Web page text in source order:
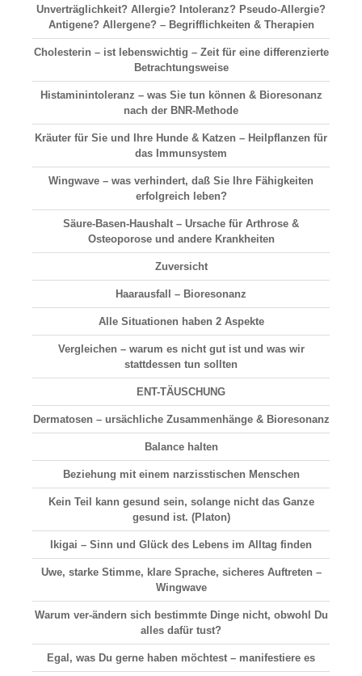
Unverträglichkeit? Allergie? Intoleranz? Pseudo-Allergie?
Antigene? Allergene? – Begrifflichkeiten & Therapien
Cholesterin – ist lebenswichtig – Zeit für eine differenzierte
Betrachtungsweise
Histaminintoleranz – was Sie tun können & Bioresonanz
nach der BNR-Methode
Kräuter für Sie und Ihre Hunde & Katzen – Heilpflanzen für
das Immunsystem
Wingwave – was verhindert, daß Sie Ihre Fähigkeiten
erfolgreich leben?
Säure-Basen-Haushalt – Ursache für Arthrose &
Osteoporose und andere Krankheiten
Zuversicht
Haarausfall – Bioresonanz
Alle Situationen haben 2 Aspekte
Vergleichen – warum es nicht gut ist und was wir
stattdessen tun sollten
ENT-TÄUSCHUNG
Dermatosen – ursächliche Zusammenhänge & Bioresonanz
Balance halten
Beziehung mit einem narzisstischen Menschen
Kein Teil kann gesund sein, solange nicht das Ganze
gesund ist. (Platon)
Ikigai – Sinn und Glück des Lebens im Alltag finden
Uwe, starke Stimme, klare Sprache, sicheres Auftreten –
Wingwave
Warum ver-ändern sich bestimmte Dinge nicht, obwohl Du
alles dafür tust?
Egal, was Du gerne haben möchtest – manifestiere es